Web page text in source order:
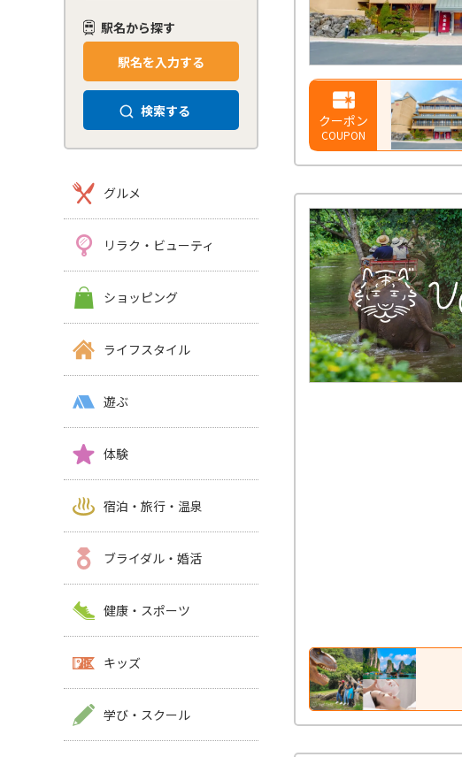
駅名から探す
駅名を入力する
検索する
グルメ
リラク・ビューティ
ショッピング
ライフスタイル
遊ぶ
体験
宿泊・旅行・温泉
ブライダル・婚活
健康・スポーツ
キッズ
学び・スクール
クーポン
COUPON